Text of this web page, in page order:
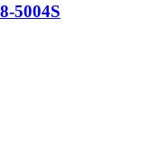
5004S